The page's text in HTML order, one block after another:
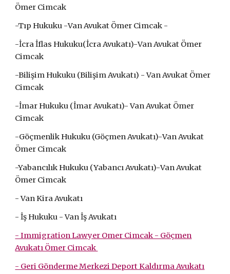
Ömer Cimcak
-Tıp Hukuku -Van Avukat Ömer Cimcak -
-İcra İflas Hukuku(İcra Avukatı)-Van Avukat Ömer
Cimcak
-Bilişim Hukuku (Bilişim Avukatı) -Van Avukat Ömer
Cimcak
-İmar Hukuku (İmar Avukatı)-Van Avukat Ömer
Cimcak
-Göçmenlik Hukuku (Göçmen Avukatı)-Van Avukat
Ömer Cimcak
-Yabancılık Hukuku (Yabancı Avukatı)-Van Avukat
Ömer Cimcak
- Van Kira Avukatı
- İş Hukuku - Van İş Avukatı
- Immigration Lawyer Omer Cimcak - Göçmen
Avukatı Ömer Cimcak
- Geri Gönderme Merkezi Deport Kaldırma Avukatı